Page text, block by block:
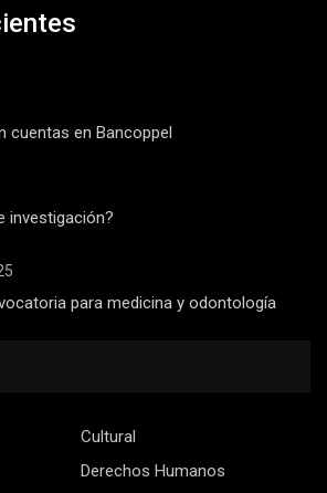
cuentas en Bancoppel
investigación?
para medicina y odontología
Cultural
Derechos Humanos